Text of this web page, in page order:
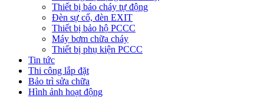
Thiết bị báo cháy tự động
Đèn sự cố, đèn EXIT
Thiết bị bảo hộ PCCC
Máy bơm chữa cháy
Thiết bị phụ kiện PCCC
Tin tức
Thi công lắp đặt
Bảo trì sửa chữa
Hình ảnh hoạt động